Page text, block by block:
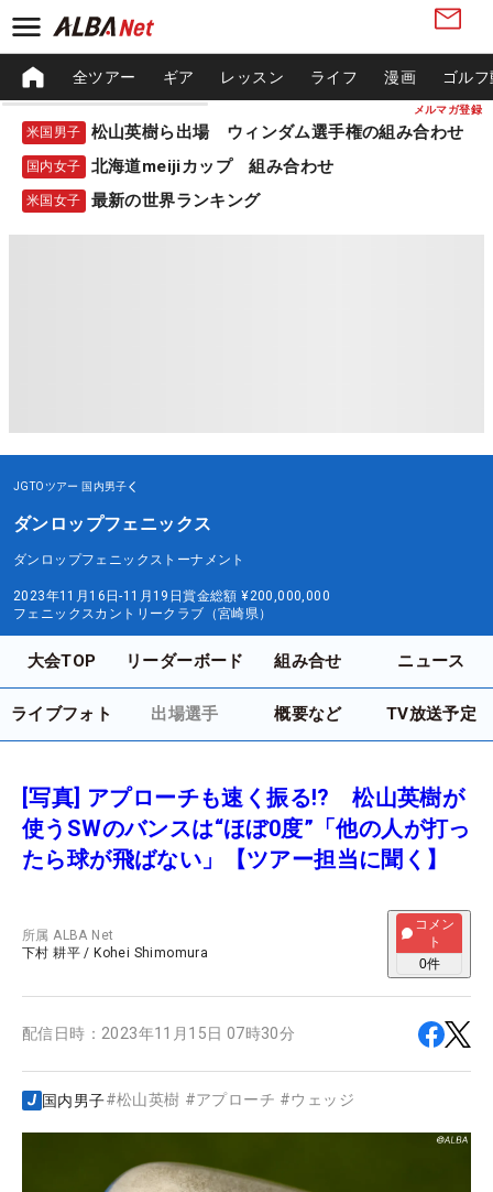
メルマガ登録
全ツアー ギア レッスン ライフ 漫画 ゴル
米国男子 松山英樹ら出場 ウィンダム選手権の組み合わせ
国内女子 北海道meijiカップ 組み合わせ
米国女子 最新の世界ランキング
JGTOツアー 国内男子
ダンロップフェニックス
ダンロップフェニックストーナメント
2023年11月16日-11月19日賞金総額 ¥200,000,000
フェニックスカントリークラブ（宮崎県）
大会TOP リーダーボード 組み合せ ニュース
ライブフォト 出場選手 概要など TV放送予定
[写真] アプローチも速く振る!? 松山英樹が
使うSWのバンスは“ほぼ0度”「他の人が打っ
たら球が飛ばない」【ツアー担当に聞く】
所属ALBA Net
下村 耕平 / Kohei Shimomura
コメン
ト
0件
配信日時： 2023年11月15日 07時30分
国内男子#松山英樹 #アプローチ #ウェッジ